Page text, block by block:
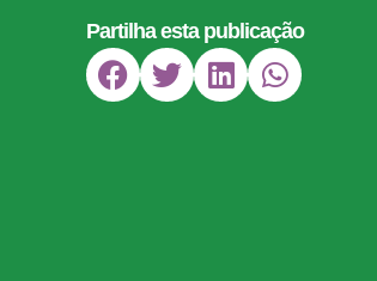
Partilha esta publicação